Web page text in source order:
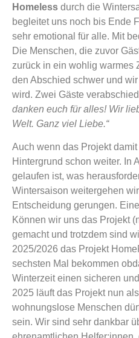
Homeless durch die
begleitet uns noch bis Ende
sehr emotional für alle. Mit
Die Menschen, die zuvor
zurück in ein wohlig warmes
den Abschied schwer und
wird. Zwei Gäste
danken euch für alles! Wir
Welt. Ganz viel Liebe.“
Auch wenn das Projekt
Hintergrund schon weiter. In
gelaufen ist, was
Wintersaison weitergehen
Entscheidung gerungen.
Können wir uns das Projekt
gemacht und trotzdem sind
2025/2026 das Projekt
sechsten Mal bekommen
Winterzeit einen sicheren
2025 läuft das Projekt nun
wohnungslose Menschen
sein. Wir sind sehr dankbar